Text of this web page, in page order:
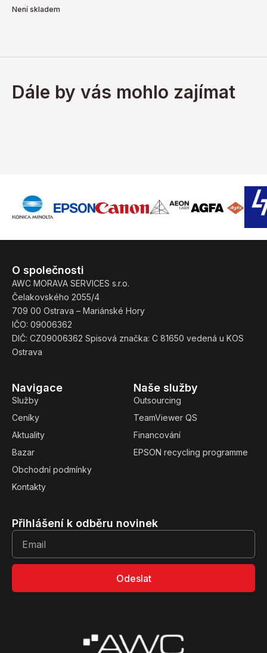
Není skladem
Dále by vás mohlo zajímat
Naše služby
Outsourcing
TeamViewer QS
Financování
EPSON recycling programme
Navigace
Služby
Ceníky
Aktuality
Bazar
Obchodní podmínky
Kontakty
O společnosti
AWC MORAVA SERVICES s.r.o.
Čelakovského 2055/4
709 00 Ostrava – Mariánské Hory
IČO: 09006362
DIČ: CZ09006362 Spisová značka: C 81650 vedená u KOS
Ostrava
Přihlášení k odběru novinek
Odeslat